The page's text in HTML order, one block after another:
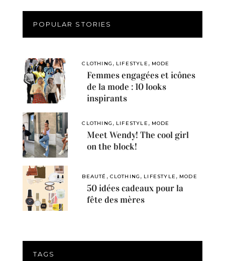
POPULAR STORIES
CLOTHING , LIFESTYLE , MODE
Femmes engagées et icônes
de la mode : 10 looks
inspirants
CLOTHING , LIFESTYLE , MODE
Meet Wendy! The cool girl
on the block!
BEAUTÉ , CLOTHING , LIFESTYLE , MODE
50 idées cadeaux pour la
fête des mères
TAGS